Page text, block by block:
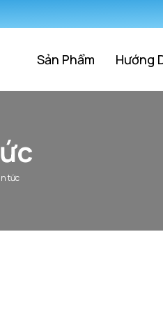
Sản Phẩm Hướng
tức